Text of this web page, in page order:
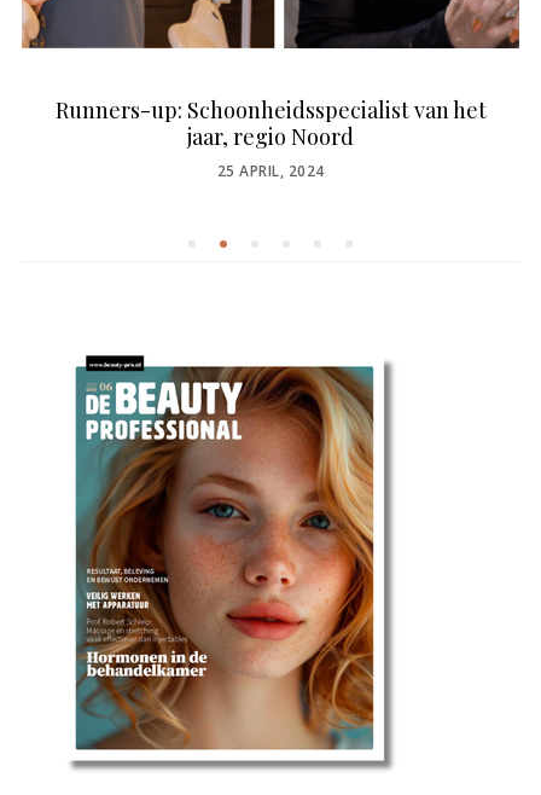
Runners-up: Schoonheidsspecialist van het
jaar, regio Noord
POSTED
25 APRIL, 2024